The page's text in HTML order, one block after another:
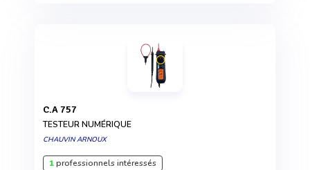
C.A 757
TESTEUR NUMÉRIQUE
CHAUVIN ARNOUX
1professionnels intéressés